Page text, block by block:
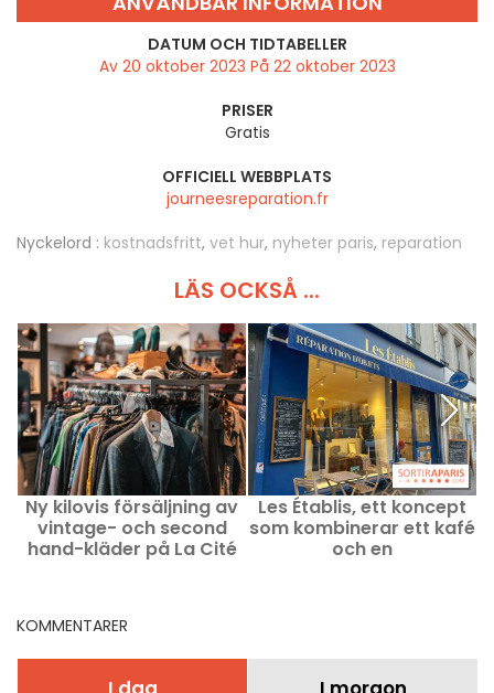
DATUM OCH TIDTABELLER
Av 20 oktober 2023 På 22 oktober 2023
PRISER
Gratis
OFFICIELL WEBBPLATS
journeesreparation.fr
Nyckelord : kostnadsfritt, vet hur, nyheter paris, reparation
LÄS OCKSÅ ...
Ny kilovis försäljning av
vintage- och second
hand-kläder på La Cité
Les Établis, ett koncept
som kombinerar ett kafé
och en
KOMMENTARER